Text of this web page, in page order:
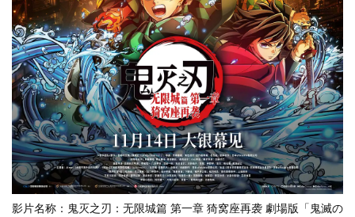
影片名称：鬼灭之刃：无限城篇 第一章 猗窝座再袭 劇場版「鬼滅の